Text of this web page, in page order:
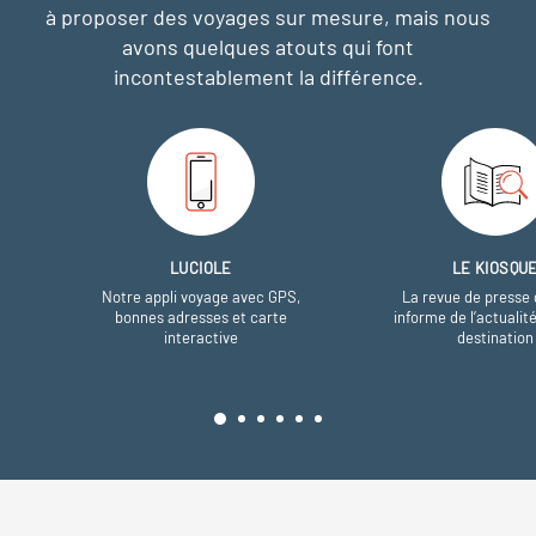
à proposer des voyages sur mesure, mais nous
avons quelques atouts qui font
incontestablement la différence.
LUCIOLE
Notre appli voyage avec GPS,
bonnes adresses et carte
interactive
LE
La revue de presse
informe de
destination